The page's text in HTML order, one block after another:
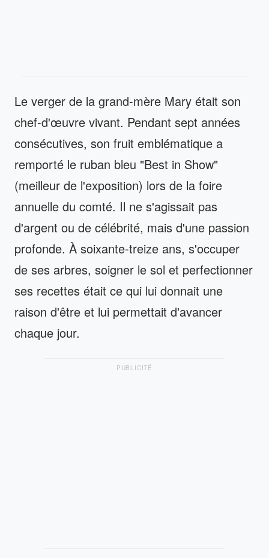
Le verger de la grand-mère Mary était son
chef-d'œuvre vivant. Pendant sept années
consécutives, son fruit emblématique a
remporté le ruban bleu "Best in Show"
(meilleur de l'exposition) lors de la foire
annuelle du comté. Il ne s'agissait pas
d'argent ou de célébrité, mais d'une passion
profonde. À soixante-treize ans, s'occuper
de ses arbres, soigner le sol et perfectionner
ses recettes était ce qui lui donnait une
raison d'être et lui permettait d'avancer
chaque jour.
PUBLICITÉ